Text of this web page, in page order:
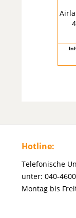
Hotline:
Telefonische
unter: 040-
Montag bis